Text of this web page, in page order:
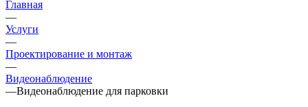
Главная
—
Услуги
—
Проектирование и монтаж
—
Видеонаблюдение
—Видеонаблюдение для парковки